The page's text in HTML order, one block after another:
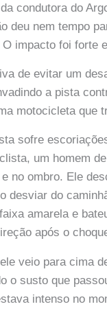
condutora do
deu nem tempo
impacto foi forte
de evitar um
a pista
motocicleta que
sofre
um homem
e no ombro. Ele
desviar do
amarela e
após o
veio para cima
o susto que
intenso no